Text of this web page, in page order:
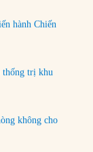
hành Chiến
thống trị khu
không cho